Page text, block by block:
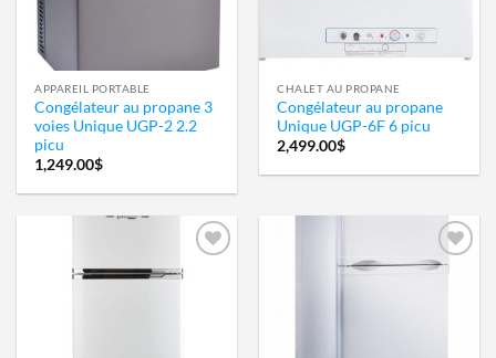
APPAREIL PORTABLE
Congélateur au propane 3
voies Unique UGP-2 2.2
picu
1,249.00$
CHALET AU PROPANE
Congélateur au propane
Unique UGP-6F 6 picu
2,499.00$